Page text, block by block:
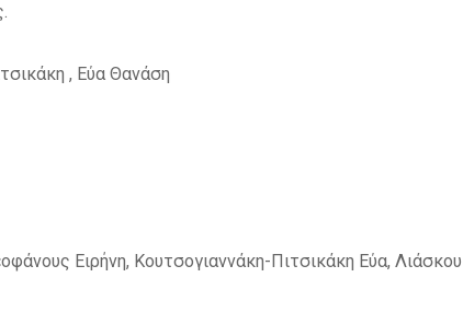
, Εύα Θανάση
Ειρήνη, Κουτσογιαννάκη-Πιτσικάκη Εύα,